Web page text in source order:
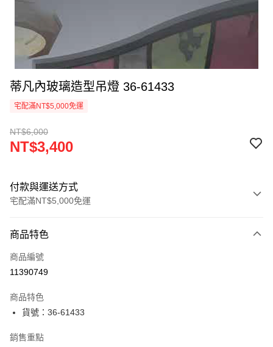
蒂凡內玻璃造型吊燈 36-61433
宅配滿NT$5,000免運
NT$6,000
NT$3,400
付款與運送方式
宅配滿NT$5,000免運
信用卡一次付款
LINE Pay
街口支付
悠遊付
商品特色
商品編號
11390749
商品特色
貨號：36-61433
銷售重點